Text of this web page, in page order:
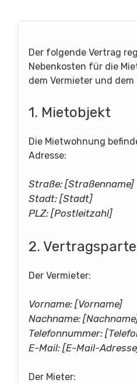
Der folgende Vertrag
Nebenkosten für die
dem Vermieter und dem
1. Mietobjekt
Die Mietwohnung
Adresse:
Straße: [Straßenname]
Stadt: [Stadt]
PLZ: [Postleitzahl]
2.
Der Vermieter:
Vorname: [Vorname]
Nachname:
Telefonnummer:
E-Mail: [E-Mail-
Der Mieter: